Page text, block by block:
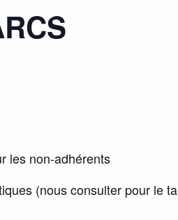
les non-adhérents
(nous consulter pour le